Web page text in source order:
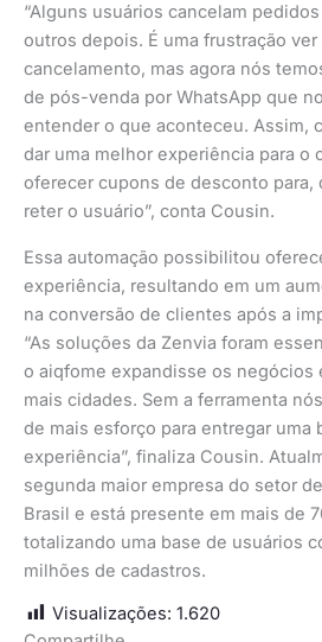
“Alguns usuários cancelam
outros depois. É uma frustração ver
cancelamento, mas agora nós
de pós-venda por WhatsApp que
entender o que aconteceu. Assim,
dar uma melhor experiência para o
oferecer cupons de desconto para,
reter o usuário”, conta Cousin.
Essa automação possibilitou
experiência, resultando em um
na conversão de clientes após a
“As soluções da Zenvia foram
o aiqfome expandisse os negócios
mais cidades. Sem a ferramenta
de mais esforço para entregar uma
experiência”, finaliza Cousin.
segunda maior empresa do setor
Brasil e está presente em mais de
totalizando uma base de usuários
milhões de cadastros.
Visualizações: 1.620